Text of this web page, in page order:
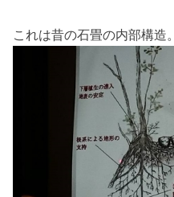
これは昔の石畳の内部構造。